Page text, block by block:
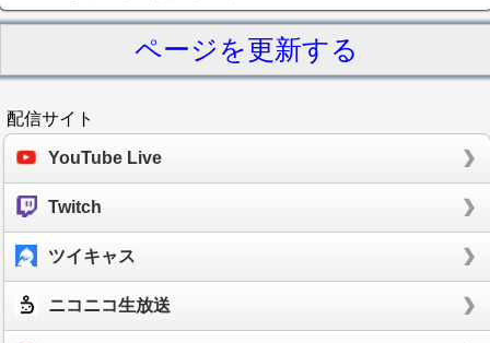
ページを更新する
配信サイト
YouTube Live
Twitch
ツイキャス
ニコニコ生放送